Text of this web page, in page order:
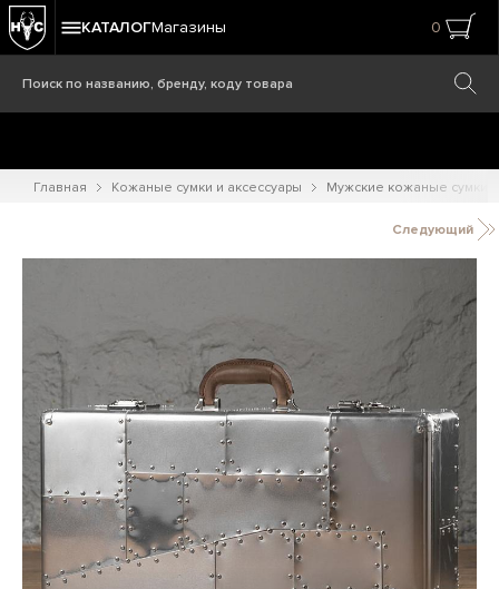
КАТАЛОГМагазины 0
Главная Кожаные сумки и аксессуары Мужские кожаные сумки
Следующий